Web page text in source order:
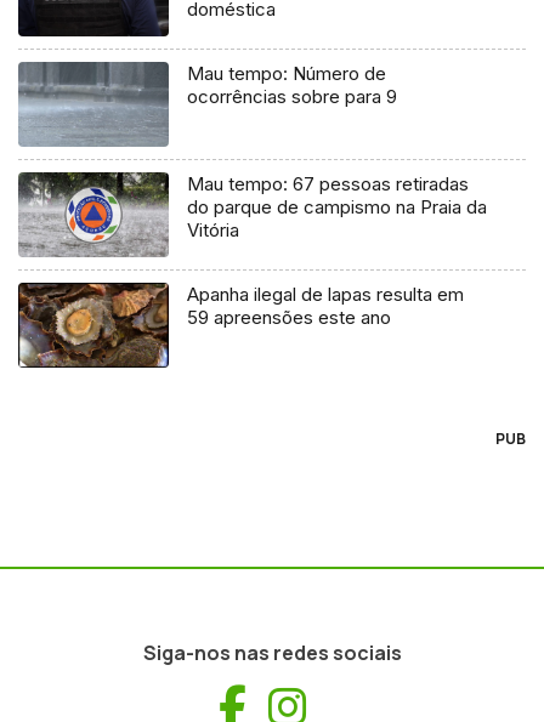
doméstica
Mau tempo: Número de
ocorrências sobre para 9
Mau tempo: 67 pessoas retiradas
do parque de campismo na Praia da
Vitória
Apanha ilegal de lapas resulta em
59 apreensões este ano
PUB
Siga-nos nas redes sociais
Facebook